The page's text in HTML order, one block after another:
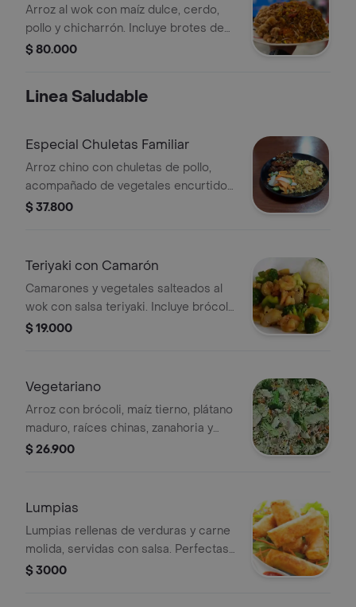
Arroz al wok con maíz dulce, cerdo,
pollo y chicharrón. Incluye brotes de
soja y pimientos, inspirado en
$ 80.000
Linea Saludable
Especial Chuletas Familiar
Arroz chino con chuletas de pollo,
acompañado de vegetales encurtidos
y camarones.
$ 37.800
Teriyaki con Camarón
Camarones y vegetales salteados al
wok con salsa teriyaki. Incluye brócoli,
pimentón y cebolla. Acompañado de
$ 19.000
Vegetariano
Arroz con brócoli, maíz tierno, plátano
maduro, raíces chinas, zanahoria y
proteína vegetal.
$ 26.900
Lumpias
Lumpias rellenas de verduras y carne
molida, servidas con salsa. Perfectas
como entrada.
$ 3000